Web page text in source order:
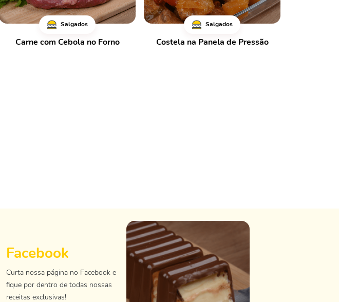
Salgados
Carne com Cebola no Forno
Salgados
Costela na Panela de Pressão
Facebook
Curta nossa página no Facebook e
fique por dentro de todas nossas
receitas exclusivas!